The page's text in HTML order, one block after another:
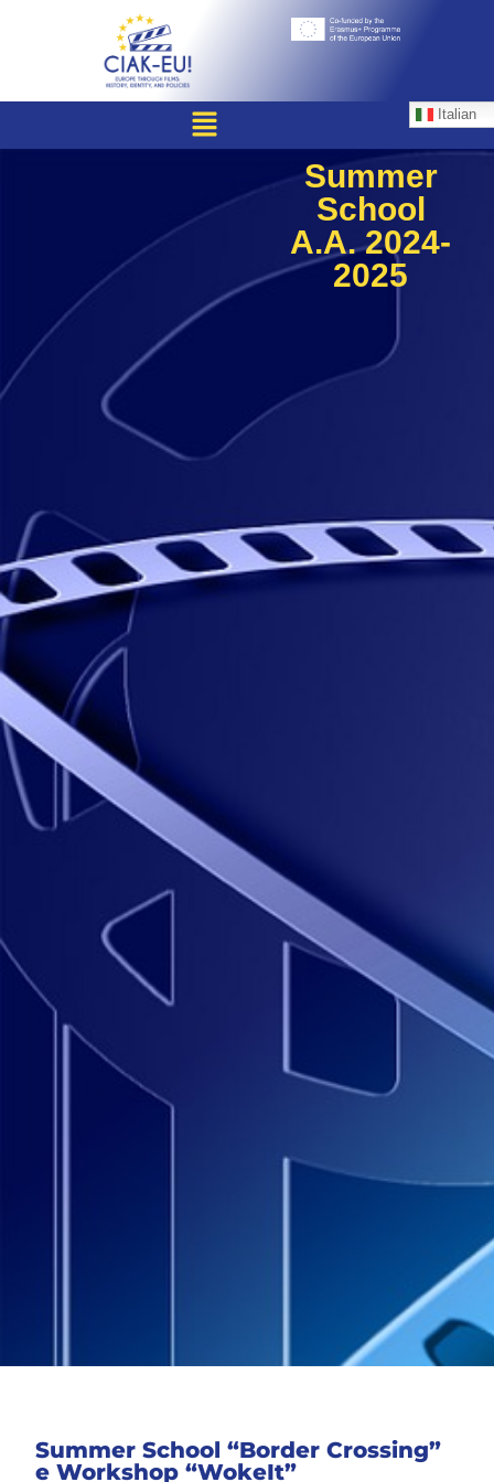
Italian
Summer
School
A.A. 2024-
2025
Summer School “Border Crossing”
e Workshop “WokeIt”